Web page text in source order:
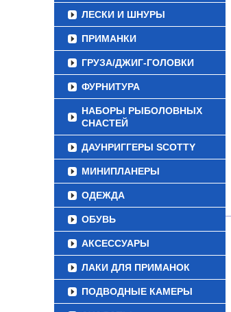
ЛЕСКИ И ШНУРЫ
ПРИМАНКИ
ГРУЗА/ДЖИГ-ГОЛОВКИ
ФУРНИТУРА
НАБОРЫ РЫБОЛОВНЫХ
СНАСТЕЙ
ДАУНРИГГЕРЫ SCOTTY
МИНИПЛАНЕРЫ
ОДЕЖДА
ОБУВЬ
АКСЕССУАРЫ
ЛАКИ ДЛЯ ПРИМАНОК
ПОДВОДНЫЕ КАМЕРЫ